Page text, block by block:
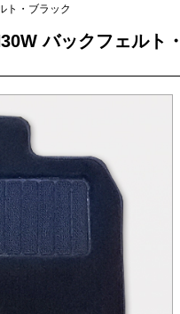
ト・ブラック
バックフェルト